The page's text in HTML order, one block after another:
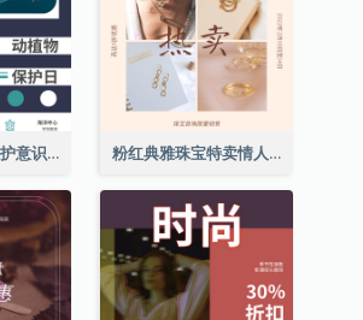
海洋生态系统保护意识Instagram帖子 粉红典雅珠宝特卖情人节Instagram帖子